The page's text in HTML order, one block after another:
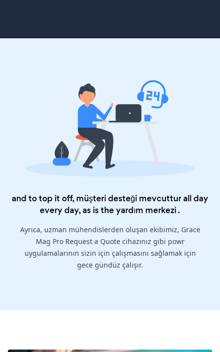
and to top it off, müşteri desteği mevcuttur all day
every day, as is theyardım merkezi.
Ayrıca, uzman mühendislerden oluşan ekibimiz, Grace
Mag Pro Request a Quote cihazınız gibi powr
uygulamalarının sizin için çalışmasını sağlamak için
gece gündüz çalışır.